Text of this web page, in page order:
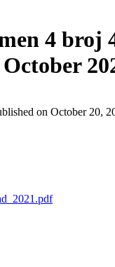
4 broj
on October 20,